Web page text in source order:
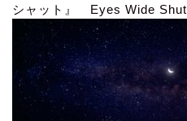
シャット』 Eyes Wide Shut